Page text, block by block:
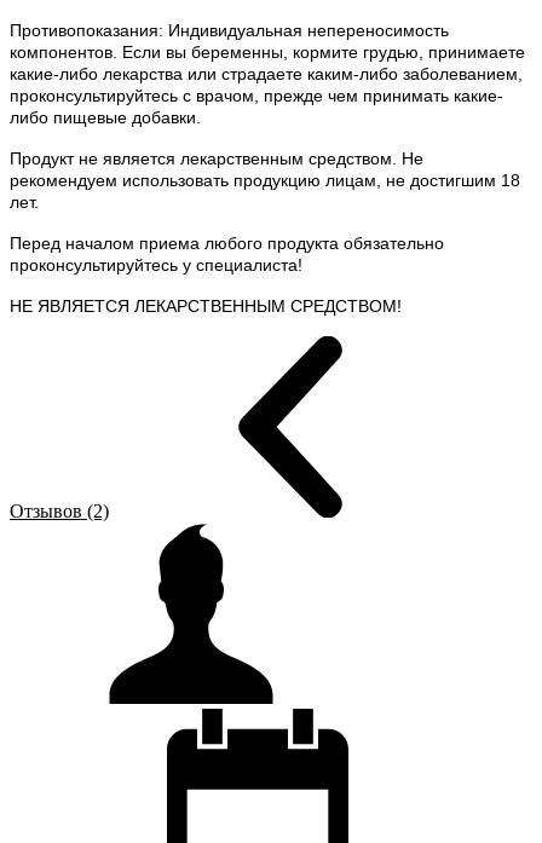
Противопоказания: Индивидуальная непереносимость
компонентов. Если вы беременны, кормите грудью, принимаете
какие-либо лекарства или страдаете каким-либо заболеванием,
проконсультируйтесь с врачом, прежде чем принимать какие-
либо пищевые добавки.
Продукт не является лекарственным средством. Не
рекомендуем использовать продукцию лицам, не достигшим 18
лет.
Перед началом приема любого продукта обязательно
проконсультируйтесь у специалиста!
НЕ ЯВЛЯЕТСЯ ЛЕКАРСТВЕННЫМ СРЕДСТВОМ!
Отзывов (2)